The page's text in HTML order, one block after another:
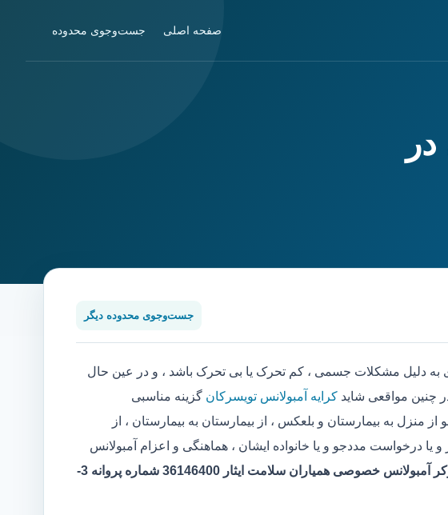
صفحه اصلی جست‌وجوی محدوده
جست‌وجوی محدوده دیگر
دلیل مشکلات جسمی ، کم تحرک یا بی تحرک باشد ، و در عین حال
چنین مواقعی شاید کرایه آمبولانس تویسرکان گزینه مناسبی
منزل به بیمارستان و بلعکس ، از بیمارستان به بیمارستان ، از
درخواست مددجو و یا خانواده ایشان ، هماهنگی و اعزام آمبولانس
مرکر آمبولانس خصوصی همیاران سلامت ایثار 36146400 شماره پروانه 3-